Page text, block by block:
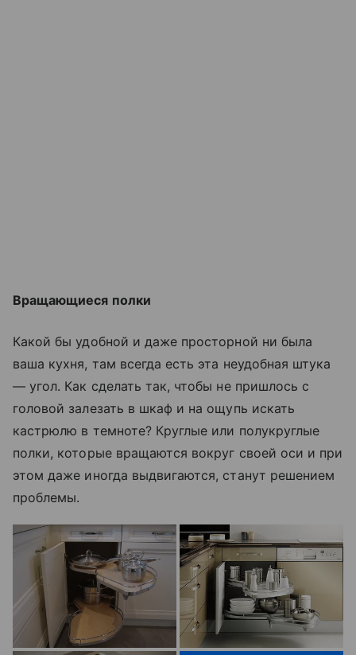
Вращающиеся полки
Какой бы удобной и даже просторной ни была
ваша кухня, там всегда есть эта неудобная штука
— угол. Как сделать так, чтобы не пришлось с
головой залезать в шкаф и на ощупь искать
кастрюлю в темноте? Круглые или полукруглые
полки, которые вращаются вокруг своей оси и при
этом даже иногда выдвигаются, станут решением
проблемы.